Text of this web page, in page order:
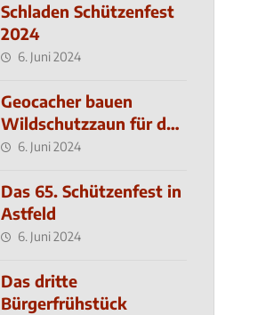
Schladen Schützenfest
2024
6. Juni 2024
Geocacher bauen
Wildschutzzaun für den
MachMit! Wald
6. Juni 2024
Das 65. Schützenfest in
Astfeld
6. Juni 2024
Das dritte
Bürgerfrühstück